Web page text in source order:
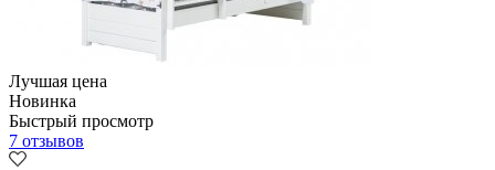
Лучшая цена
Новинка
Быстрый просмотр
7 отзывов